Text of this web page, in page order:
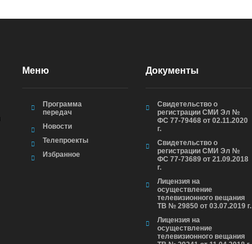
Меню
Программа
передач
Новости
Телепроекты
Избранное
Документы
Свидетельство о
регистрации СМИ Эл №
ФС 77-79468 от 02.11.2020
г.
Свидетельство о
регистрации СМИ Эл №
ФС 77-73689 от 21.09.2018
г.
Лицензия на
осуществление
телевизионного вещания
ТВ № 29850 от 03.07.2019 г.
Лицензия на
осуществление
телевизионного вещания